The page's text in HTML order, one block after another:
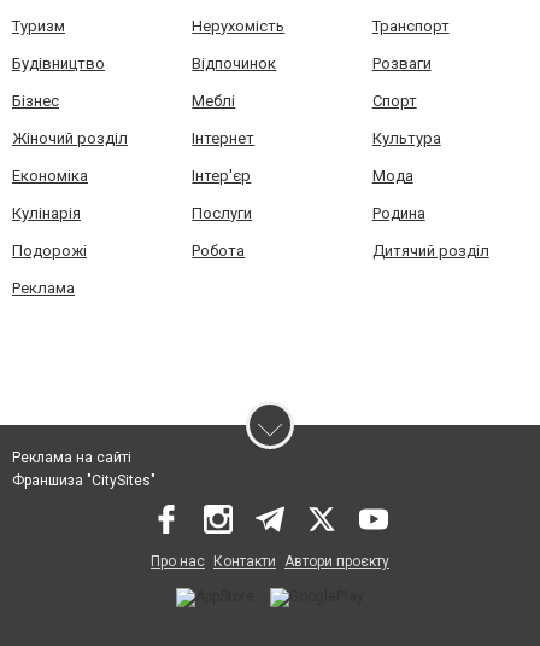
Туризм Нерухомість Транспорт
Будівництво Відпочинок Розваги
Бізнес Меблі Спорт
Жіночий розділ Інтернет Культура
Економіка Інтер'єр Мода
Кулінарія Послуги Родина
Подорожі Робота Дитячий розділ
Реклама
Реклама на сайті
Франшиза "CitySites"
Про нас Контакти Автори проєкту